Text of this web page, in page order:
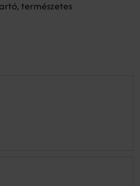
természetes